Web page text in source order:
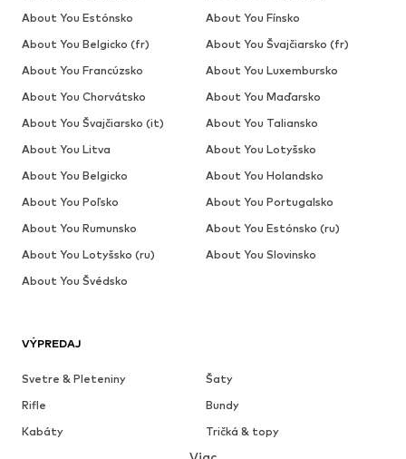
VÝPREDAJ
Svetre & Pleteniny
Šaty
Rifle
Bundy
Kabáty
Tričká & topy
About You Estónsko
About You Fínsko
About You Belgicko (fr)
About You Švajčiarsko (fr)
About You Francúzsko
About You Luxembursko
About You Chorvátsko
About You Maďarsko
About You Švajčiarsko (it)
About You Taliansko
About You Litva
About You Lotyšsko
About You Belgicko
About You Holandsko
About You Poľsko
About You Portugalsko
About You Rumunsko
About You Estónsko (ru)
About You Lotyšsko (ru)
About You Slovinsko
About You Švédsko